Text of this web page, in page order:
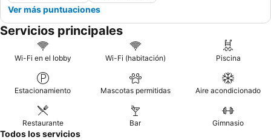
Ver más puntuaciones
Servicios principales
Wi-Fi en el lobby Wi-Fi (habitación) Piscina
Estacionamiento Mascotas permitidas Aire acondicionado
Restaurante Bar Gimnasio
Todos los servicios